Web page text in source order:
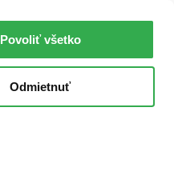
Povoliť všetko
Odmietnuť